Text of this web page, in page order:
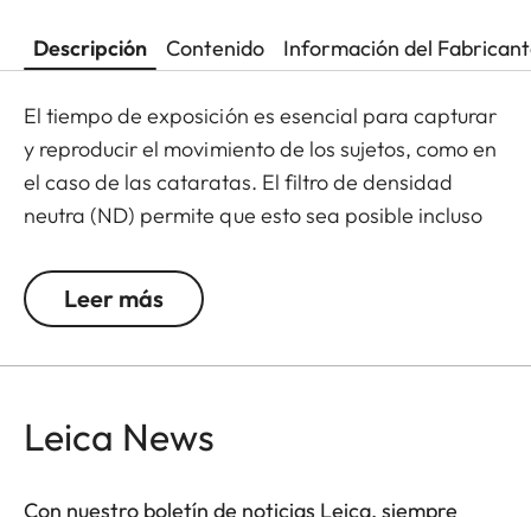
Descripción Contenido Información del
El tiempo de exposición es esencial para capturar
y reproducir el movimiento de los sujetos, como en
el caso de las cataratas. El filtro de densidad
neutra (ND) permite que esto sea posible incluso
cantidad de luz que penetra en la lente para
permitir que se usen velocidades de obturación
usen mayores aperturas para capturar fotos y
Leer más
Leica News
Con nuestro boletín de noticias Leica, siempre